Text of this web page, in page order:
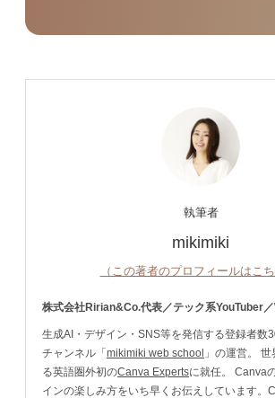
執筆者
mikimiki
（この著者のプロフィールはこち
株式会社Ririan&Co.代表／テック系YouTuber
生成AI・デザイン・SNS等を発信する登録者数
チャンネル「 mikimiki web school 」の運営。
る英語圏外初のCanva Expertsに就任。 Canva
インの楽しみ方をいち早くお伝えしています。